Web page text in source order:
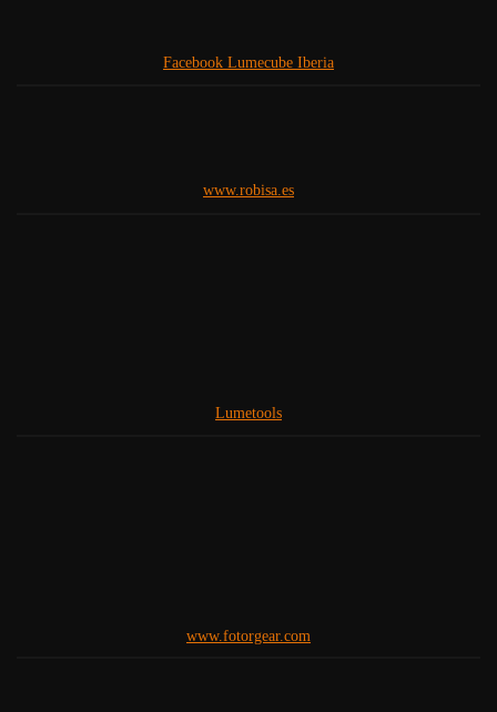
Facebook Lumecube Iberia
www.robisa.es
Lumetools
www.fotorgear.com